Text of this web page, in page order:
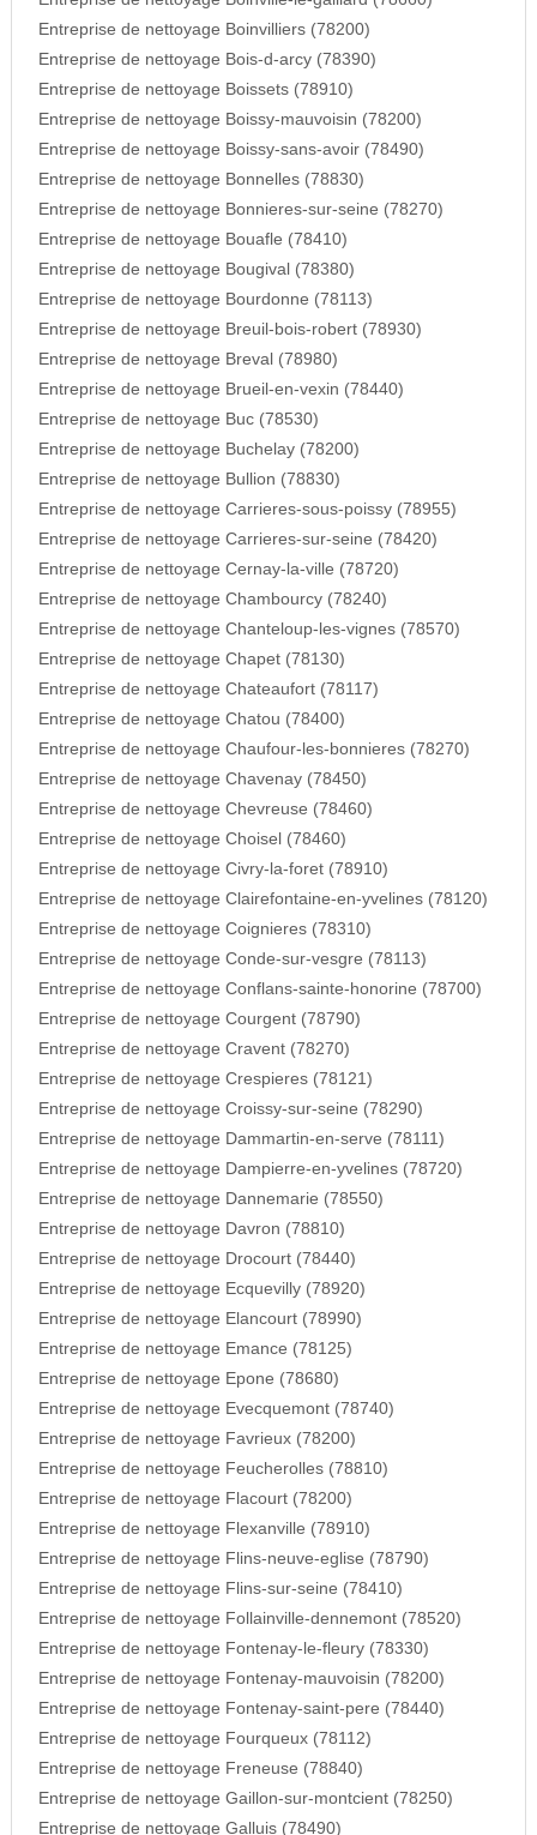
Entreprise de nettoyage Boinvilliers (78200)
Entreprise de nettoyage Bois-d-arcy (78390)
Entreprise de nettoyage Boissets (78910)
Entreprise de nettoyage Boissy-mauvoisin (78200)
Entreprise de nettoyage Boissy-sans-avoir (78490)
Entreprise de nettoyage Bonnelles (78830)
Entreprise de nettoyage Bonnieres-sur-seine (78270)
Entreprise de nettoyage Bouafle (78410)
Entreprise de nettoyage Bougival (78380)
Entreprise de nettoyage Bourdonne (78113)
Entreprise de nettoyage Breuil-bois-robert (78930)
Entreprise de nettoyage Breval (78980)
Entreprise de nettoyage Brueil-en-vexin (78440)
Entreprise de nettoyage Buc (78530)
Entreprise de nettoyage Buchelay (78200)
Entreprise de nettoyage Bullion (78830)
Entreprise de nettoyage Carrieres-sous-poissy (78955)
Entreprise de nettoyage Carrieres-sur-seine (78420)
Entreprise de nettoyage Cernay-la-ville (78720)
Entreprise de nettoyage Chambourcy (78240)
Entreprise de nettoyage Chanteloup-les-vignes (78570)
Entreprise de nettoyage Chapet (78130)
Entreprise de nettoyage Chateaufort (78117)
Entreprise de nettoyage Chatou (78400)
Entreprise de nettoyage Chaufour-les-bonnieres (78270)
Entreprise de nettoyage Chavenay (78450)
Entreprise de nettoyage Chevreuse (78460)
Entreprise de nettoyage Choisel (78460)
Entreprise de nettoyage Civry-la-foret (78910)
Entreprise de nettoyage Clairefontaine-en-yvelines (78120)
Entreprise de nettoyage Coignieres (78310)
Entreprise de nettoyage Conde-sur-vesgre (78113)
Entreprise de nettoyage Conflans-sainte-honorine (78700)
Entreprise de nettoyage Courgent (78790)
Entreprise de nettoyage Cravent (78270)
Entreprise de nettoyage Crespieres (78121)
Entreprise de nettoyage Croissy-sur-seine (78290)
Entreprise de nettoyage Dammartin-en-serve (78111)
Entreprise de nettoyage Dampierre-en-yvelines (78720)
Entreprise de nettoyage Dannemarie (78550)
Entreprise de nettoyage Davron (78810)
Entreprise de nettoyage Drocourt (78440)
Entreprise de nettoyage Ecquevilly (78920)
Entreprise de nettoyage Elancourt (78990)
Entreprise de nettoyage Emance (78125)
Entreprise de nettoyage Epone (78680)
Entreprise de nettoyage Evecquemont (78740)
Entreprise de nettoyage Favrieux (78200)
Entreprise de nettoyage Feucherolles (78810)
Entreprise de nettoyage Flacourt (78200)
Entreprise de nettoyage Flexanville (78910)
Entreprise de nettoyage Flins-neuve-eglise (78790)
Entreprise de nettoyage Flins-sur-seine (78410)
Entreprise de nettoyage Follainville-dennemont (78520)
Entreprise de nettoyage Fontenay-le-fleury (78330)
Entreprise de nettoyage Fontenay-mauvoisin (78200)
Entreprise de nettoyage Fontenay-saint-pere (78440)
Entreprise de nettoyage Fourqueux (78112)
Entreprise de nettoyage Freneuse (78840)
Entreprise de nettoyage Gaillon-sur-montcient (78250)
Entreprise de nettoyage Galluis (78490)